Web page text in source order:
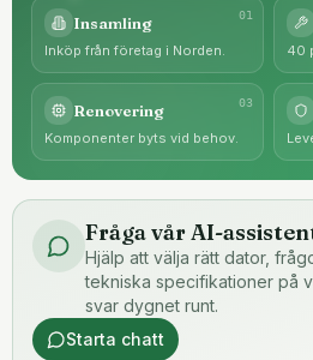
01
Insamling
Inköp från företag i Norden. 40
03
Renovering
Komponenter byts vid behov.
Fråga vår AI-
Hjälp att välja rätt dator,
tekniska specifikationer på
svar dygnet runt.
Starta chatt